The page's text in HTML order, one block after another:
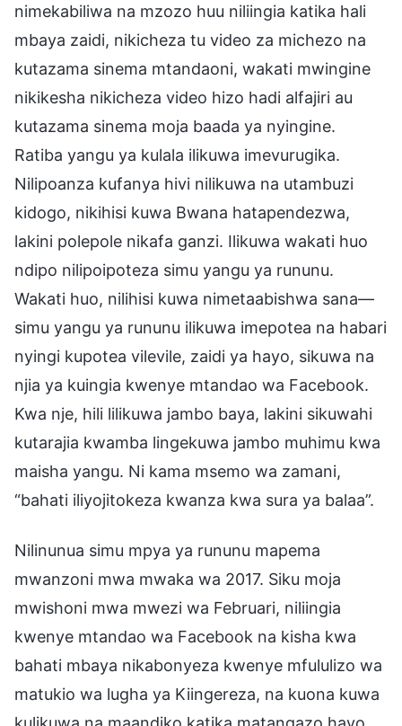
nimekabiliwa na mzozo huu niliingia katika hali
mbaya zaidi, nikicheza tu video za michezo na
kutazama sinema mtandaoni, wakati mwingine
nikikesha nikicheza video hizo hadi alfajiri au
kutazama sinema moja baada ya nyingine.
Ratiba yangu ya kulala ilikuwa imevurugika.
Nilipoanza kufanya hivi nilikuwa na utambuzi
kidogo, nikihisi kuwa Bwana hatapendezwa,
lakini polepole nikafa ganzi. Ilikuwa wakati huo
ndipo nilipoipoteza simu yangu ya rununu.
Wakati huo, nilihisi kuwa nimetaabishwa sana—
simu yangu ya rununu ilikuwa imepotea na habari
nyingi kupotea vilevile, zaidi ya hayo, sikuwa na
njia ya kuingia kwenye mtandao wa Facebook.
Kwa nje, hili lilikuwa jambo baya, lakini sikuwahi
kutarajia kwamba lingekuwa jambo muhimu kwa
maisha yangu. Ni kama msemo wa zamani,
“bahati iliyojitokeza kwanza kwa sura ya balaa”.
Nilinunua simu mpya ya rununu mapema
mwanzoni mwa mwaka wa 2017. Siku moja
mwishoni mwa mwezi wa Februari, niliingia
kwenye mtandao wa Facebook na kisha kwa
bahati mbaya nikabonyeza kwenye mfululizo wa
matukio wa lugha ya Kiingereza, na kuona kuwa